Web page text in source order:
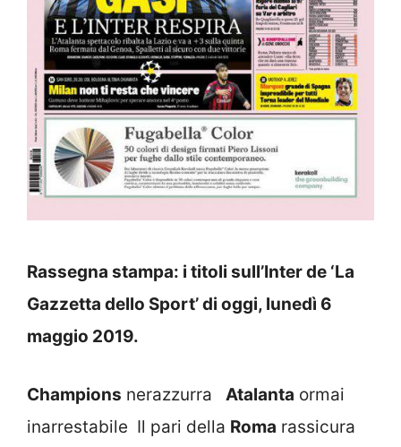
Rassegna stampa: i titoli sull’Inter de ‘La
Gazzetta dello Sport’ di oggi, lunedì 6
maggio 2019.
Champions nerazzurra Atalanta ormai
inarrestabile Il pari della Roma rassicura